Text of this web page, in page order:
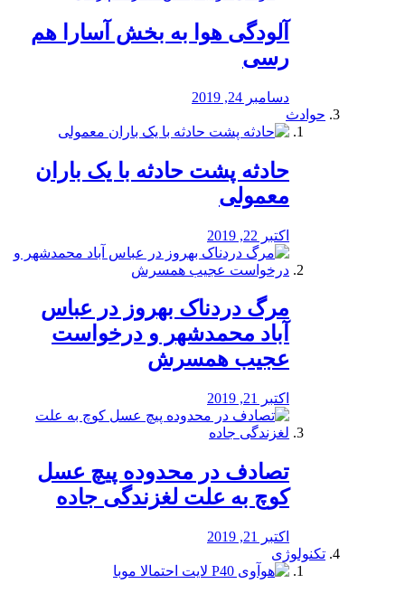
آلودگی هوا به بخش آسارا هم
رسی
دسامبر 24, 2019
حوادث
️حادثه پشت حادثه با یک باران
معمولی
اکتبر 22, 2019
مرگ دردناک بهروز در عباس
آباد محمدشهر و درخواست
عجیب همسرش
اکتبر 21, 2019
تصادف در محدوده پیچ عسل
کوچ به علت لغزندگی جاده
اکتبر 21, 2019
تکنولوژی